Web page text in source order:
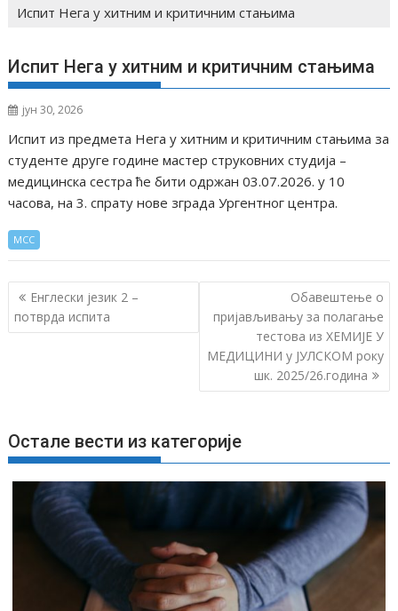
Испит Нега у хитним и критичним стањима
Испит Нега у хитним и критичним стањима
јун 30, 2026
Испит из предмета Нега у хитним и критичним стањима за
студенте друге године мастер струковних студија –
медицинска сестра ће бити одржан 03.07.2026. у 10
часова, на 3. спрату новe зграда Ургентног центра.
МСС
К
р
е
ч
л
Енглески језик 2 –
потврда испита
Обавештење о
пријављивању за полагање
тестова из ХЕМИЈЕ У
МЕДИЦИНИ у ЈУЛСКОМ року
шк. 2025/26.годинa
Остале вести из категорије